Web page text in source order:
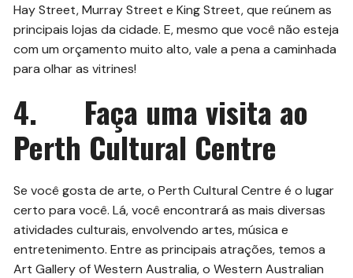
Hay Street, Murray Street e King Street, que reúnem as
principais lojas da cidade. E, mesmo que você não esteja
com um orçamento muito alto, vale a pena a caminhada
para olhar as vitrines!
4. Faça uma visita ao
Perth Cultural Centre
Se você gosta de arte, o Perth Cultural Centre é o lugar
certo para você. Lá, você encontrará as mais diversas
atividades culturais, envolvendo artes, música e
entretenimento. Entre as principais atrações, temos a
Art Gallery of Western Australia, o Western Australian